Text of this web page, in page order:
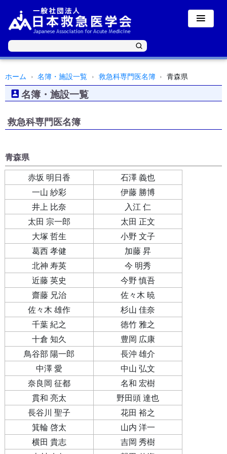
ホーム 名簿・施設一覧 救急科専門医名簿 青森県
名簿・施設一覧
救急科専門医名簿
青森県
赤坂 明日香
石澤 義也
一山 紗彩
伊藤 勝博
井上 比奈
入江 仁
太田 宗一郎
太田 正文
大塚 哲生
小野 文子
葛西 孝健
加藤 昇
北神 寿英
今 明秀
近藤 英史
今野 慎吾
齋藤 兄治
佐々木 暁
佐々木 雄作
杉山 佳奈
千葉 紀之
徳竹 雅之
十倉 知久
豊岡 広康
鳥谷部 陽一郎
長沖 雄介
中澤 愛
中山 弘文
奈良岡 征都
名和 宏樹
貫和 亮太
野田頭 達也
長谷川 聖子
花田 裕之
箕輪 啓太
山内 洋一
横田 貴志
吉岡 秀樹